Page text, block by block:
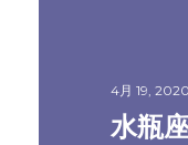
4月 19, 2020
水瓶